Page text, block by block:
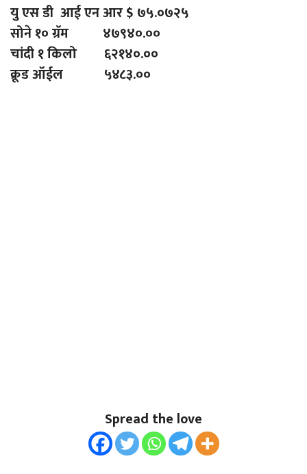
यु एस डी आई एन आर $ ७५.०७२५
सोने १० ग्रॅम ४७९४०.००
चांदी १ किलो ६२१४०.००
क्रूड ऑईल ५४८३.००
Spread the love